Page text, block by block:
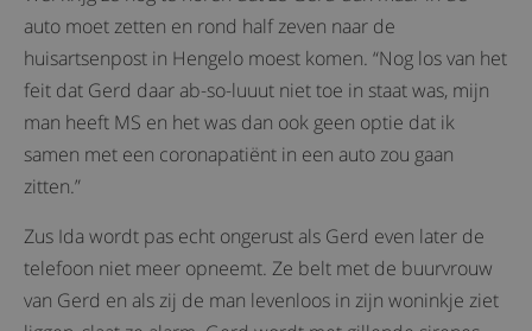
auto moet zetten en rond half zeven naar de
huisartsenpost in Hengelo moest komen. “Nog los van het
feit dat Gerd daar ab-so-luuut niet toe in staat was, mijn
man heeft MS en het was dan ook geen optie dat ik
samen met een coronapatiënt in een auto zou gaan
zitten.”
Zus Ida wordt pas echt ongerust als Gerd even later de
telefoon niet meer opneemt. Ze belt met de buurvrouw
van Gerd en als zij de man levenloos in zijn woninkje ziet